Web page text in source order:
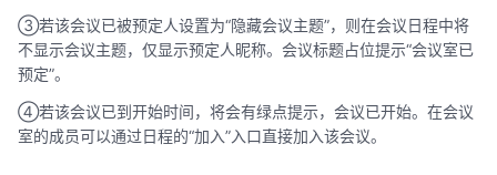
③若该会议已被预定人设置为“隐藏会议主题”，则在会议日程中将
不显示会议主题，仅显示预定人昵称。会议标题占位提示“会议室已
预定”。
④若该会议已到开始时间，将会有绿点提示，会议已开始。在会议
室的成员可以通过日程的“加入”入口直接加入该会议。